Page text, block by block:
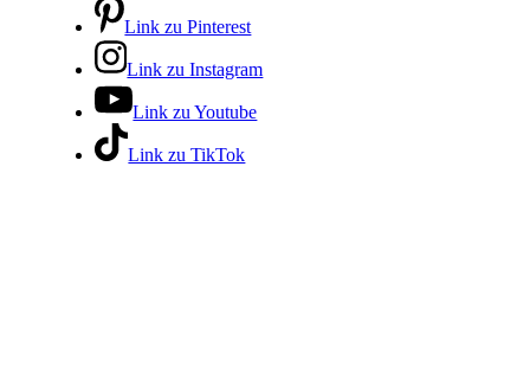
Link zu Pinterest
Link zu Instagram
Link zu Youtube
Link zu TikTok